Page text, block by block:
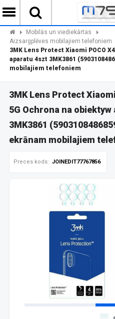
Mobilās un viediekārtas
Aizsargplēves mobilajiem telefoniem
3MK Lens Protect Xiaomi POCO
aparatu 4szt 3MK3861
mobilajiem telefoniem
3MK Lens Protect
5G Ochrona na
3MK3861
ekrānam mobilajiem
Preces kods: JOINEDIT77767856